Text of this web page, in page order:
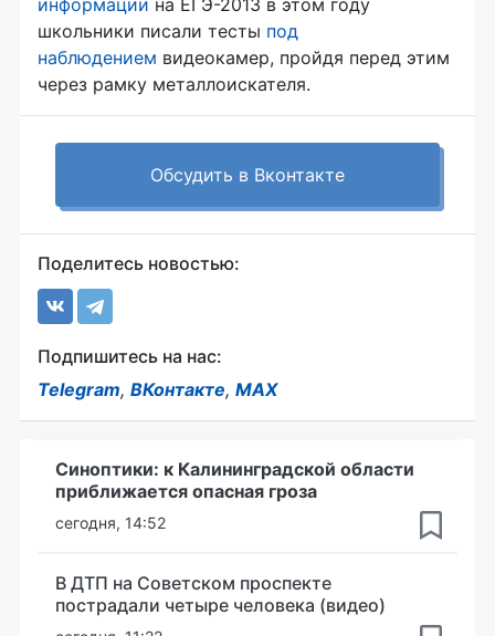
информации на ЕГЭ-2013 в этом году
школьники писали тесты под
наблюдением видеокамер, пройдя перед этим
через рамку металлоискателя.
Обсудить в Вконтакте
Поделитесь новостью:
Подпишитесь на нас:
Telegram, ВКонтакте, MAX
Синоптики: к Калининградской области
приближается опасная гроза
сегодня, 14:52
В ДТП на Советском проспекте
пострадали четыре человека (видео)